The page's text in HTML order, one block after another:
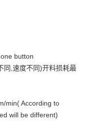
button
同,速度不同)开料损耗最
min( According to
will be different)